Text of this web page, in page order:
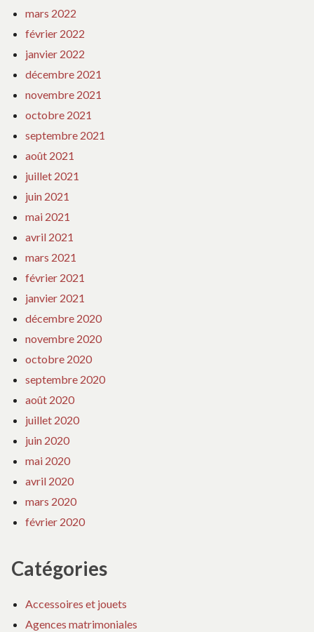
mars 2022
février 2022
janvier 2022
décembre 2021
novembre 2021
octobre 2021
septembre 2021
août 2021
juillet 2021
juin 2021
mai 2021
avril 2021
mars 2021
février 2021
janvier 2021
décembre 2020
novembre 2020
octobre 2020
septembre 2020
août 2020
juillet 2020
juin 2020
mai 2020
avril 2020
mars 2020
février 2020
Catégories
Accessoires et jouets
Agences matrimoniales